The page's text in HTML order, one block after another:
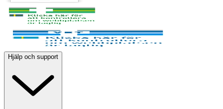
Hjälp och support